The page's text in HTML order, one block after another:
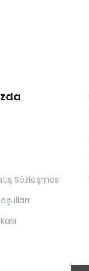
Sözleşmesi